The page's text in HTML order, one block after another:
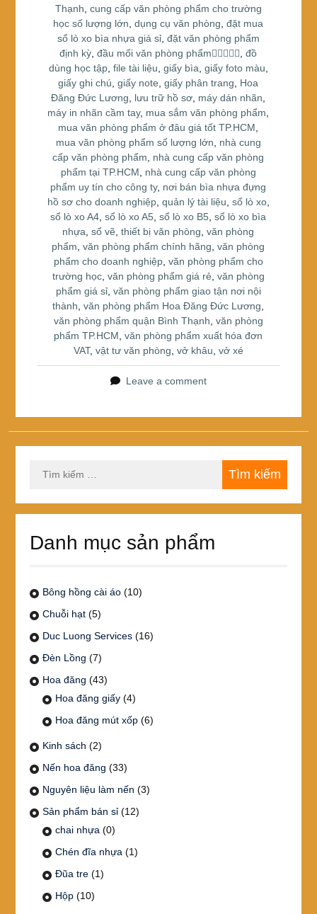
Thạnh cung cấp văn phòng phẩm cho trường
học số lượng lớn ,dụng cụ văn phòng ,đặt mua
sổ lò xo bìa nhựa giá sỉ, đặt văn phòng phẩm
định kỳ ,đầu mối văn phòng phẩm ,đồ
dùng học tập, file tài liệu giấy bìa giấy foto màu
giấy ghi chú ,giấy note ,giấy phân trang
Hoa
Đăng Đức Lương
lưu trữ hồ sơ máy dán nhãn
máy in nhãn cầm tay, mua sắm văn phòng phẩm
mua văn phòng phẩm ở đâu giá tốt TP.HCM
mua văn phòng phẩm số lượng lớn
nhà cung
cấp văn phòng phẩm
nhà cung cấp văn phòng
phẩm tại TP.HCM
nhà cung cấp văn phòng
phẩm uy tín cho công ty, nơi bán bìa nhựa đựng
hồ sơ cho doanh nghiệp, quản lý tài liệu sổ lò xo,
sổ lò xo A4 ,sổ lò xo A5 ,sổ lò xo B5 ,sổ lò xo bìa
nhựa ,sổ vẽ ,thiết bị văn phòng ,văn phòng
phẩm ,văn phòng phẩm chính hãng ,văn phòng
phẩm cho doanh nghiệp, văn phòng phẩm cho
trường học, văn phòng phẩm giá rẻ văn phòng
phẩm giá sỉ, văn phòng phẩm giao tận nơi nội
thành ,văn phòng phẩm Hoa Đăng Đức Lương
văn phòng phẩm quận Bình Thạnh văn phòng
phẩm TP.HCM ,văn phòng phẩm xuất hóa đơn
VAT, vật tư văn phòng vở khâu vở xé
Leave a comment
kiếm
Danh mục sản phẩm
Bông hồng cài áo (10)
Chuỗi hạt (5)
Duc Luong Services (16)
Đèn Lồng (7)
Hoa đăng (43)
Hoa đăng giấy (4)
Hoa đăng mút xốp (6)
Kinh sách (2)
Nến hoa đăng (33)
Nguyên liệu làm nến (3)
Sản phẩm bán sỉ (12)
chai nhựa (0)
Chén đĩa nhựa (1)
Đũa tre (1)
Hộp (10)